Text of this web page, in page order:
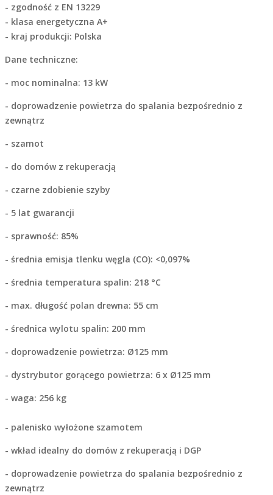
- zgodność z EN 13229
- klasa energetyczna A+
- kraj produkcji: Polska
Dane techniczne:
- moc nominalna: 13 kW
- doprowadzenie powietrza do spalania bezpośrednio z
zewnątrz
- szamot
- do domów z rekuperacją
- czarne zdobienie szyby
- 5 lat gwarancji
- sprawność: 85%
- średnia emisja tlenku węgla (CO): <0,097%
- średnia temperatura spalin: 218 °C
- max. długość polan drewna: 55 cm
- średnica wylotu spalin: 200 mm
- doprowadzenie powietrza: Ø125 mm
- dystrybutor gorącego powietrza: 6 x Ø125 mm
- waga: 256 kg
- palenisko wyłożone szamotem
- wkład idealny do domów z rekuperacją i DGP
- doprowadzenie powietrza do spalania bezpośrednio z
zewnątrz